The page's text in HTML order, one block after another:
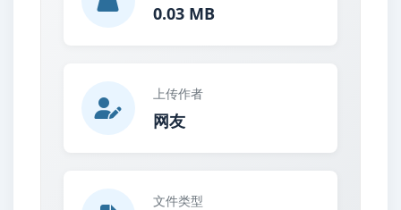
0.03 MB
上传作者
网友
文件类型